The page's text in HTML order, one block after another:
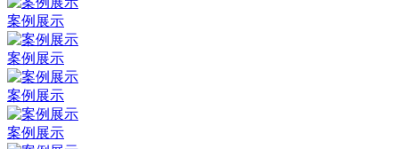
案例展示
案例展示
案例展示
案例展示